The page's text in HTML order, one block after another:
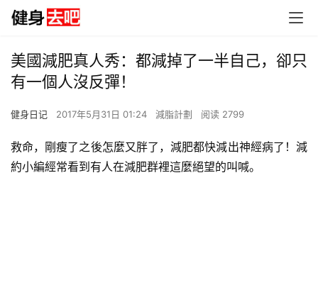
美國減肥真人秀：都減掉了一半自己，卻只
有一個人沒反彈！
健身日记 2017年5月31日 01:24 減脂計劃 阅读 2799
救命，剛瘦了之後怎麼又胖了，減肥都快減出神經病了！減
約小編經常看到有人在減肥群裡這麼絕望的叫喊。